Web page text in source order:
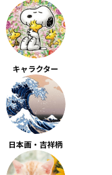
キャラクター
日本画・吉祥柄